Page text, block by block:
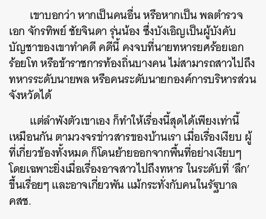
เขาบอกว่า หากเป็นคนอื่น หรือหากเป็น พลตำรวจ
เอก จักรทิพย์ ชัยจินดา รุ่นน้อง ซึ่งบังเอิญเป็นผู้บังคับ
บัญชาของเขาทำคดี คดีนี้ คงจบที่นายทหารยศร้อยเอก
ร้อยโท หรือข้าราชการท้องถิ่นบางคน ไม่สามารถสาวไปถึง
ทหารระดับนายพล หรือคนระดับนายกองค์การบริหารส่วน
จังหวัดได้
แต่ลำพังตัวเขาเอง ก็ทำให้เรื่องนี้สุดได้เพียงเท่านี้
เหมือนกัน ตามวงจรข่าวสารของบ้านเรา เมื่อเรื่องเงียบ ผู้
ที่เกี่ยวข้องทั้งหมด ก็โดนย้ายออกจากพื้นที่อย่างเงียบๆ
โดยเฉพาะยิ่งเมื่อเรื่องอาจสาวไปถึงทหาร ในระดับที่ ‘ลึก’
ขึ้นเรื่อยๆ และอาจเกี่ยวพัน แม้กระทั่งกับคนในรัฐบาล
คสช.